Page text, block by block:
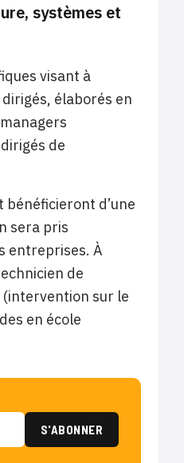
systèmes et
visant à
élaborés en
de
d’une
sera pris
entreprises. À
de
sur le
en école